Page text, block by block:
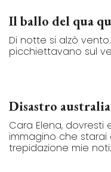
Il ballo del qua
Di notte si alzò
picchiettavano sul
Disastro
Cara Elena, dovresti
immagino che
trepidazione mie